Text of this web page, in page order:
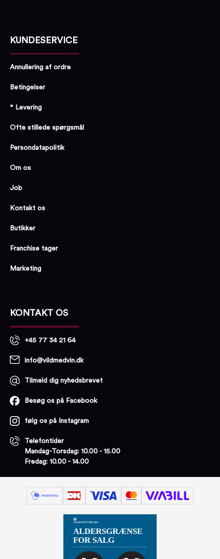
KUNDESERVICE
Annullering af ordre
Betingelser
* Levering
Ofte stillede spørgsmål
Persondatapolitik
Om os
Job
Kontakt os
Butikker
Franchise tager
Marketing
KONTAKT OS
+45 77 34 21 64
info@vildmedvin.dk
Tilmeld dig nyhedsbrevet
Besøg os på Facebook
følg os på Instagram
Telefontider
Mandag-Torsdag: 10.00 - 15.00
Fredag: 10.00 - 14.00